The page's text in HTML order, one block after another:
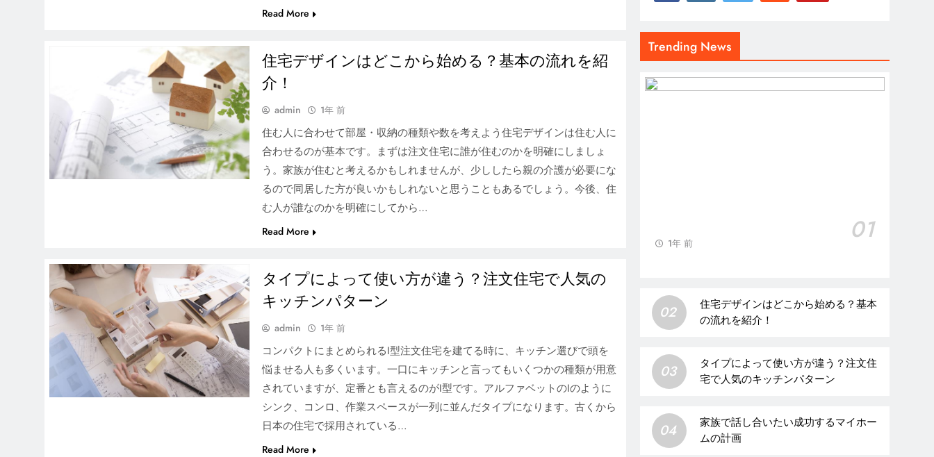
どこに住みたい？注文住宅
の家づくりで重要な土地の
選び方
Read More
住宅デザインはどこから始める？基本の流れを紹
介！
admin 1年 前
住む人に合わせて部屋・収納の種類や数を考えよう住宅デザインは住む人に
合わせるのが基本です。まずは注文住宅に誰が住むのかを明確にしましょ
う。家族が住むと考えるかもしれませんが、少ししたら親の介護が必要にな
るので同居した方が良いかもしれないと思うこともあるでしょう。今後、住
む人が誰なのかを明確にしてから…
Read More
タイプによって使い方が違う？注文住宅で人気の
キッチンパターン
admin 1年 前
コンパクトにまとめられるI型注文住宅を建てる時に、キッチン選びで頭を
悩ませる人も多くいます。一口にキッチンと言ってもいくつかの種類が用意
されていますが、定番とも言えるのがI型です。アルファベットのIのように
シンク、コンロ、作業スペースが一列に並んだタイプになります。古くから
日本の住宅で採用されている…
Read More
Trending News
01
1年 前
02
住宅デザインはどこから始める？基本
の流れを紹介！
03
タイプによって使い方が違う？注文住
宅で人気のキッチンパターン
04
家族で話し合いたい成功するマイホー
ムの計画